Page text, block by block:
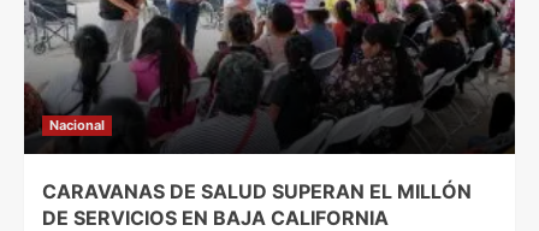
Nacional
CARAVANAS DE SALUD SUPERAN EL MILLÓN
DE SERVICIOS EN BAJA CALIFORNIA